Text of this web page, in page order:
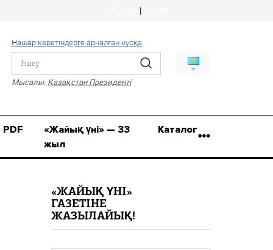
8 (7112) 50-86-31
Қ.Жұмағалиев (Фрунзе)
|
Нашар көретіндерге арналған нұсқа
Мысалы: Қазақстан Президенті
PDF
«Жайық үні» — 33
жыл
Каталог
«ЖАЙЫҚ ҮНІ»
ГАЗЕТІНЕ
ЖАЗЫЛАЙЫҚ!